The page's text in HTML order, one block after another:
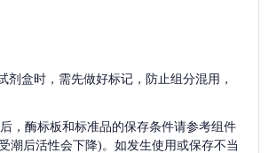
剂盒时，需先做好标记，防止组分混用，
，酶标板和标准品的保存条件请参考组件
潮后活性会下降)。如发生使用或保存不当